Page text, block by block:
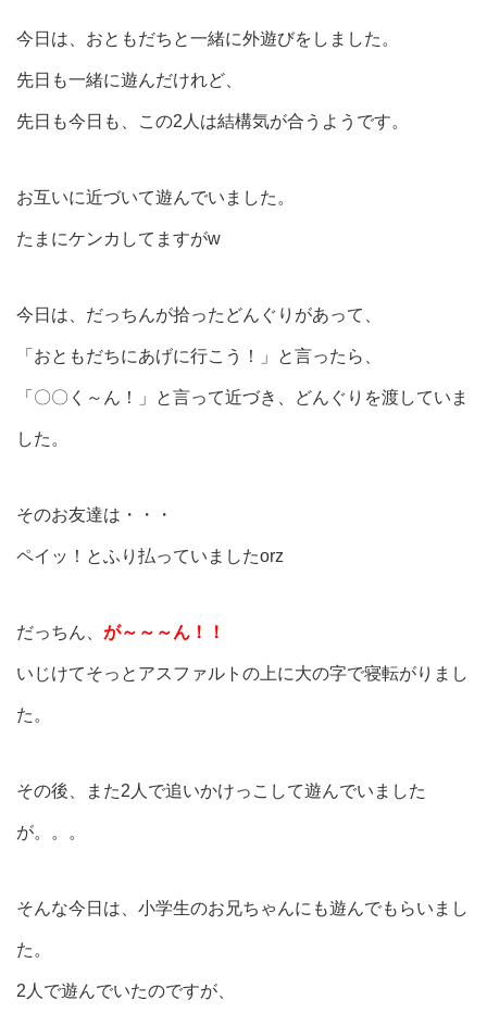
今日は、おともだちと一緒に外遊びをしました。
先日も一緒に遊んだけれど、
先日も今日も、この2人は結構気が合うようです。
お互いに近づいて遊んでいました。
たまにケンカしてますがw
今日は、だっちんが拾ったどんぐりがあって、
「おともだちにあげに行こう！」と言ったら、
「〇〇く～ん！」と言って近づき、どんぐりを渡していま
した。
そのお友達は・・・
ペイッ！とふり払っていましたorz
だっちん、 が～～～ん！！
いじけてそっとアスファルトの上に大の字で寝転がりまし
た。
その後、また2人で追いかけっこして遊んでいました
が。。。
そんな今日は、小学生のお兄ちゃんにも遊んでもらいまし
た。
2人で遊んでいたのですが、